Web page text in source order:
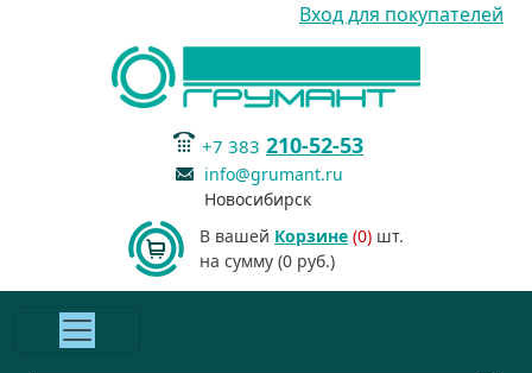
Вход для покупателей
+7 383 210-52-53
info@grumant.ru
Новосибирск
В вашей Корзине (0) шт.
на сумму (0 руб.)